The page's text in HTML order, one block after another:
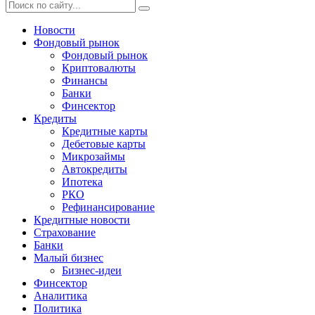
Новости
Фондовый рынок
Фондовый рынок
Криптовалюты
Финансы
Банки
Финсектор
Кредиты
Кредитные карты
Дебетовые карты
Микрозаймы
Автокредиты
Ипотека
РКО
Рефинансирование
Кредитные новости
Страхование
Банки
Малый бизнес
Бизнес-идеи
Финсектор
Аналитика
Политика